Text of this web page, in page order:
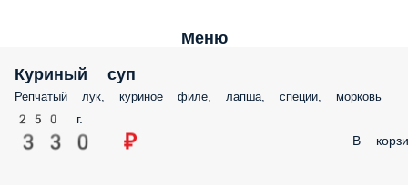
Меню
Куриный суп
Репчатый лук, куриное филе, лапша, специи, морковь
250 г.
330 ₽ В